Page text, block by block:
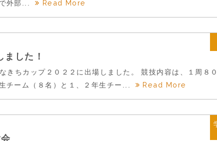
外部...
Read More
した！
きちカップ２０２２に出場しました。 競技内容は、１周８
チーム（８名）と１、２年生チー...
Read More